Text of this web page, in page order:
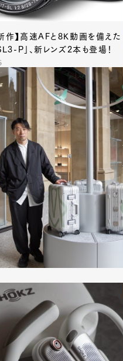
新作】高速AFと8K動画を備えた
SL3-P」、新レンズ2本も登場！